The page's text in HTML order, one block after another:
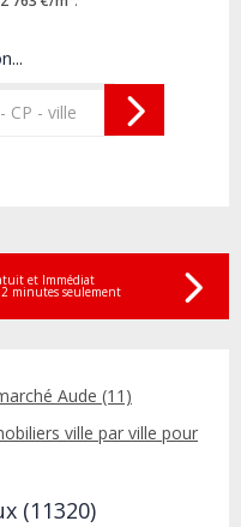
et Immédiat
minutes seulement
Aude (11)
ville par ville pour
(11320)